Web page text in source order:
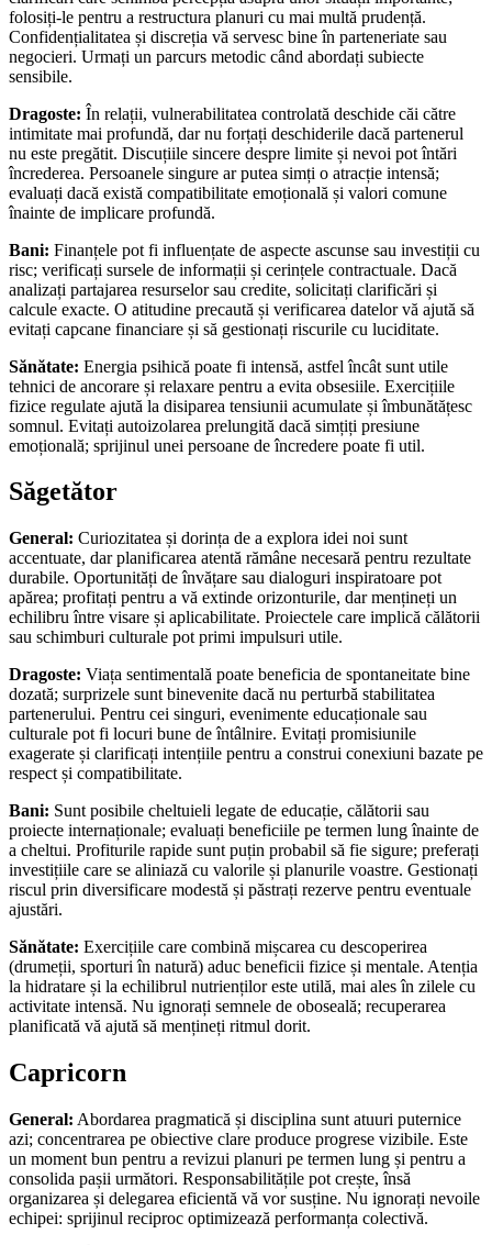
folosiți-le pentru a restructura planuri cu mai multă prudență.
Confidențialitatea și discreția vă servesc bine în parteneriate sau
negocieri. Urmați un parcurs metodic când abordați subiecte
sensibile.
Dragoste: În relații, vulnerabilitatea controlată deschide căi către
intimitate mai profundă, dar nu forțați deschiderile dacă partenerul
nu este pregătit. Discuțiile sincere despre limite și nevoi pot întări
încrederea. Persoanele singure ar putea simți o atracție intensă;
evaluați dacă există compatibilitate emoțională și valori comune
înainte de implicare profundă.
Bani: Finanțele pot fi influențate de aspecte ascunse sau investiții cu
risc; verificați sursele de informații și cerințele contractuale. Dacă
analizați partajarea resurselor sau credite, solicitați clarificări și
calcule exacte. O atitudine precaută și verificarea datelor vă ajută să
evitați capcane financiare și să gestionați riscurile cu luciditate.
Sănătate: Energia psihică poate fi intensă, astfel încât sunt utile
tehnici de ancorare și relaxare pentru a evita obsesiile. Exercițiile
fizice regulate ajută la disiparea tensiunii acumulate și îmbunătățesc
somnul. Evitați autoizolarea prelungită dacă simțiți presiune
emoțională; sprijinul unei persoane de încredere poate fi util.
Săgetător
General: Curiozitatea și dorința de a explora idei noi sunt
accentuate, dar planificarea atentă rămâne necesară pentru rezultate
durabile. Oportunități de învățare sau dialoguri inspiratoare pot
apărea; profitați pentru a vă extinde orizonturile, dar mențineți un
echilibru între visare și aplicabilitate. Proiectele care implică călătorii
sau schimburi culturale pot primi impulsuri utile.
Dragoste: Viața sentimentală poate beneficia de spontaneitate bine
dozată; surprizele sunt binevenite dacă nu perturbă stabilitatea
partenerului. Pentru cei singuri, evenimente educaționale sau
culturale pot fi locuri bune de întâlnire. Evitați promisiunile
exagerate și clarificați intențiile pentru a construi conexiuni bazate pe
respect și compatibilitate.
Bani: Sunt posibile cheltuieli legate de educație, călătorii sau
proiecte internaționale; evaluați beneficiile pe termen lung înainte de
a cheltui. Profiturile rapide sunt puțin probabil să fie sigure; preferați
investițiile care se aliniază cu valorile și planurile voastre. Gestionați
riscul prin diversificare modestă și păstrați rezerve pentru eventuale
ajustări.
Sănătate: Exercițiile care combină mișcarea cu descoperirea
(drumeții, sporturi în natură) aduc beneficii fizice și mentale. Atenția
la hidratare și la echilibrul nutrienților este utilă, mai ales în zilele cu
activitate intensă. Nu ignorați semnele de oboseală; recuperarea
planificată vă ajută să mențineți ritmul dorit.
Capricorn
General: Abordarea pragmatică și disciplina sunt atuuri puternice
azi; concentrarea pe obiective clare produce progrese vizibile. Este
un moment bun pentru a revizui planuri pe termen lung și pentru a
consolida pașii următori. Responsabilitățile pot crește, însă
organizarea și delegarea eficientă vă vor susține. Nu ignorați nevoile
echipei: sprijinul reciproc optimizează performanța colectivă.